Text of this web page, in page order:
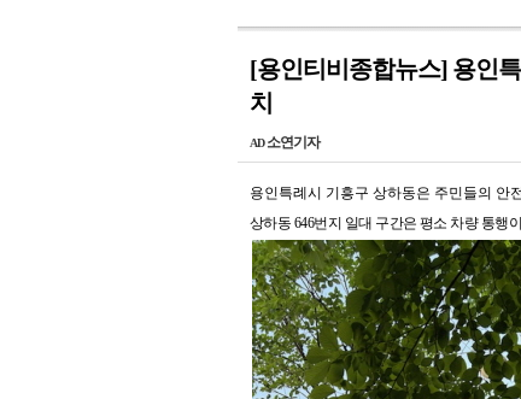
[용인티비종합뉴스] 용인
치
AD 소연기자
용인특례시 기흥구 상하동은 주민들의 안
상하동 646번지 일대 구간은 평소 차량 통행